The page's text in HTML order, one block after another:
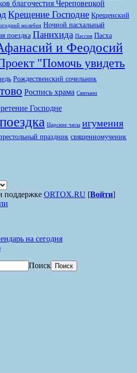
благочестия Череповецкой
Крещение Господне Крещенский
молебен Ночной пасхальный
поездка Панихида Пассия Пасха
и Феодосий
"Помочь увидеть
Рождественский сочельник
Роспись храма Святыни
Господне
Царские часы игумения
праздник священномученик
поддержке ORTOX.RU [Войти]
на сегодня
Поиск